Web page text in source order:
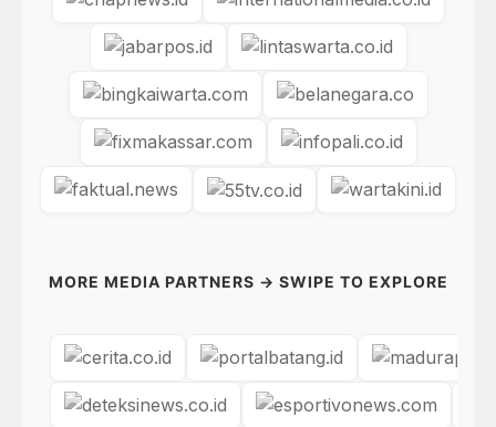
MORE MEDIA PARTNERS → SWIPE TO EXPLORE